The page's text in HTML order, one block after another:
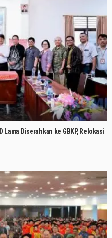
Lama Diserahkan ke GBKP, Relokasi